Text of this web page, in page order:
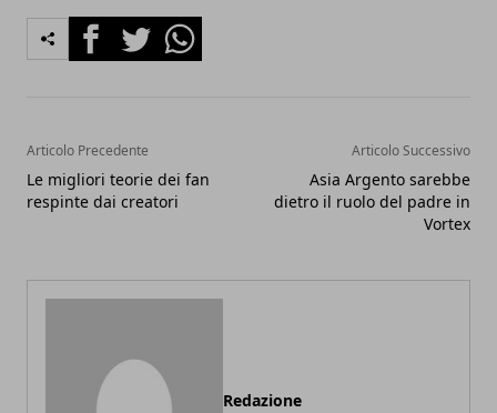
FacebookTwitterWhatsapp
Articolo Precedente
Le migliori teorie dei fan
respinte dai creatori
Articolo Successivo
Asia Argento sarebbe
dietro il ruolo del padre in
Vortex
Redazione